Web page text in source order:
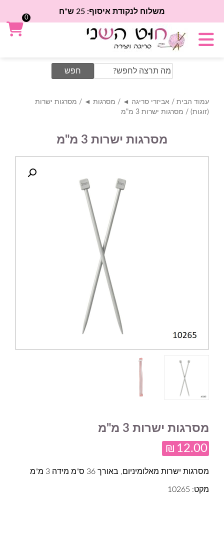
משלוח לנקודת איסוף: 25 ש"ח
Search
for:
עמוד הבית / אביזרי סריגה ◄ / מסרגות ◄ / מסרגות ישרות
(זוגות) / מסרגות ישרות 3 מ"מ
מסרגות ישרות 3 מ"מ
מסרגות ישרות 3 מ"מ
₪ 12.00
מסרגות ישרות מאלומיניום, באורך 36 ס"מ מידה 3 מ"מ
מקט: 10265
0